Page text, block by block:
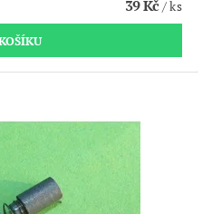
39 Kč/ ks